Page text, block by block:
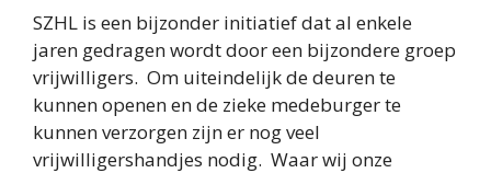
Provincie limburg
Gemeente Leudal
Stichting Mariabosch
SZHL is een bijzonder initiatief dat al enkele
jaren gedragen wordt door een bijzondere groep
vrijwilligers. Om uiteindelijk de deuren te
kunnen openen en de zieke medeburger te
kunnen verzorgen zijn er nog veel
vrijwilligershandjes nodig. Waar wij onze